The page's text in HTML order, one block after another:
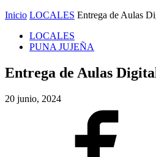
Inicio LOCALES Entrega de Aulas
LOCALES
PUNA JUJEÑA
Entrega de Aulas
20 junio, 2024